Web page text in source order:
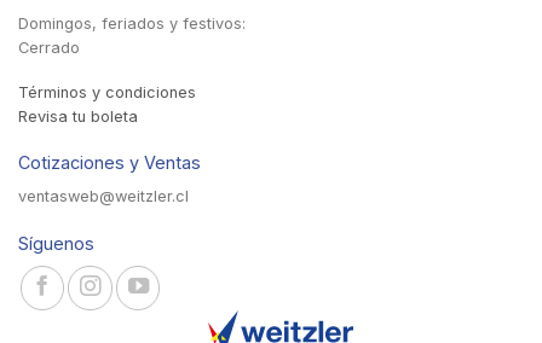
Domingos, feriados y festivos:
Cerrado
Términos y condiciones
Revisa tu boleta
Cotizaciones y Ventas
ventasweb@weitzler.cl
Síguenos